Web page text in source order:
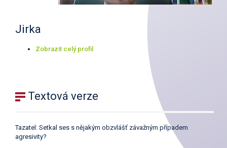
Jirka
Zobrazit celý profil
Textová verze
Tazatel: Setkal ses s nějakým obzvlášť závažným případem
agresivity?